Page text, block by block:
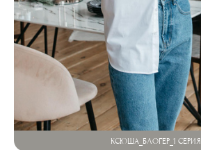
КСЮША_БЛОГЕР_1 СЕРИЯ